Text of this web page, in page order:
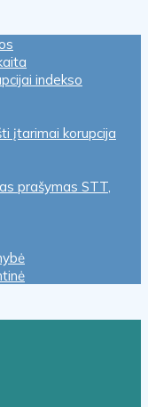
indekso
įtarimai korupcija
prašymas STT,